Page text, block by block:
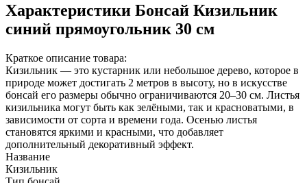
Характеристики Бонсай Кизильник
синий прямоугольник 30 см
Краткое описание товара:
Кизильник — это кустарник или небольшое дерево, которое в
природе может достигать 2 метров в высоту, но в искусстве
бонсай его размеры обычно ограничиваются 20–30 см. Листья
кизильника могут быть как зелёными, так и красноватыми, в
зависимости от сорта и времени года. Осенью листья
становятся яркими и красными, что добавляет
дополнительный декоративный эффект.
Название
Кизильник